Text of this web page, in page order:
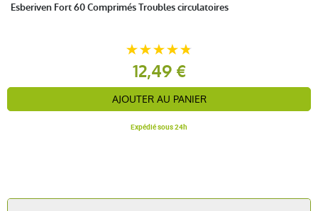
Esberiven Fort 60 Comprimés Troubles circulatoires
12,49 €
AJOUTER AU PANIER
Expédié sous 24h